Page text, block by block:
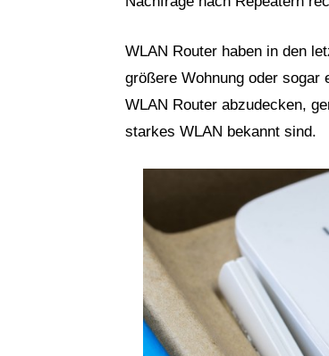
WLAN Router haben in den
größere Wohnung oder sogar
WLAN Router abzudecken,
starkes WLAN bekannt sind.